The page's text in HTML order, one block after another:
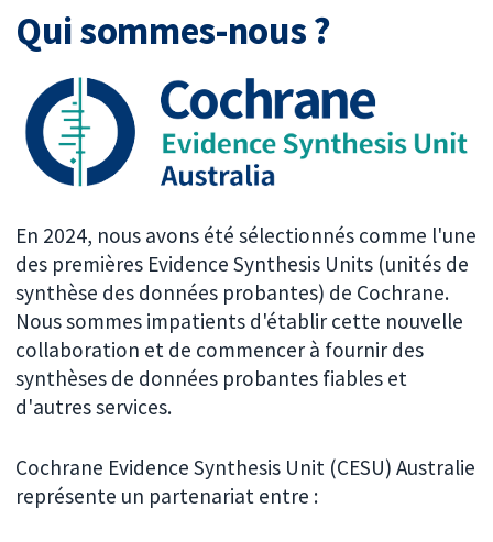
Qui sommes-nous ?
En 2024, nous avons été sélectionnés comme l'une
des premières Evidence Synthesis Units (unités de
synthèse des données probantes) de Cochrane.
Nous sommes impatients d'établir cette nouvelle
collaboration et de commencer à fournir des
synthèses de données probantes fiables et
d'autres services.
Cochrane Evidence Synthesis Unit (CESU) Australie
représente un partenariat entre :